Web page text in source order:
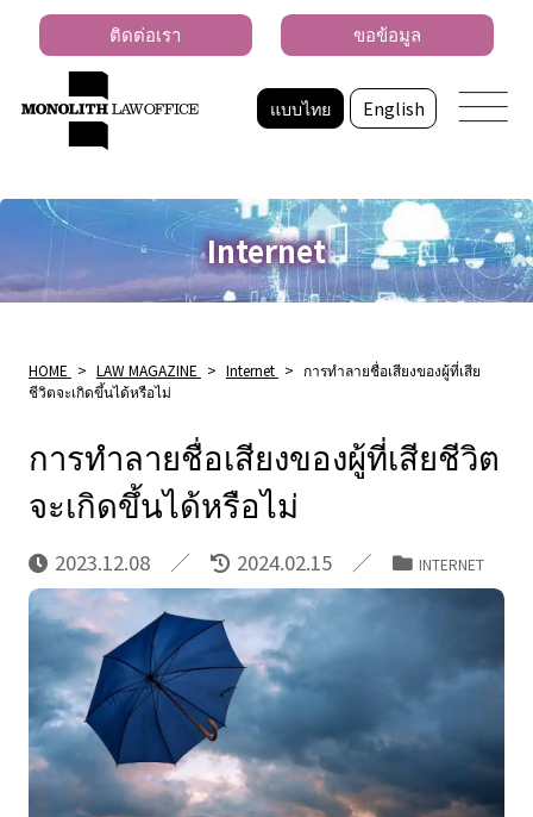
แบบไทย English
ติดต่อเรา ขอข้อมูล
Internet
HOME > LAW MAGAZINE > Internet > การทำลายชื่อเสียงของผู้ที่เสีย
ชีวิตจะเกิดขึ้นได้หรือไม่
การทำลายชื่อเสียงของผู้ที่เสียชีวิต
จะเกิดขึ้นได้หรือไม่
2023.12.08 2024.02.15 INTERNET